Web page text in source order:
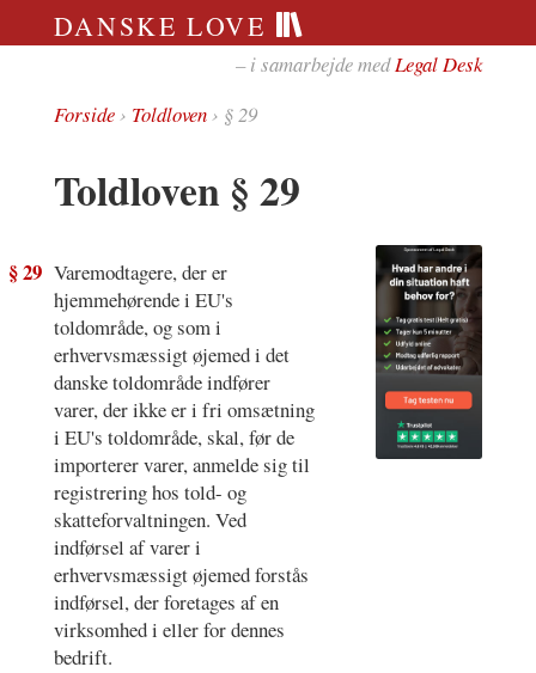
DANSKE LOVE
– i samarbejde medLegal Desk
Forside› Toldloven› § 29
Toldloven § 29
§ 29 Varemodtagere, der er
hjemmehørende i EU's
toldområde, og som i
erhvervsmæssigt øjemed i det
danske toldområde indfører
varer, der ikke er i fri omsætning
i EU's toldområde, skal, før de
importerer varer, anmelde sig til
registrering hos told- og
skatteforvaltningen. Ved
indførsel af varer i
erhvervsmæssigt øjemed forstås
indførsel, der foretages af en
virksomhed i eller for dennes
bedrift.